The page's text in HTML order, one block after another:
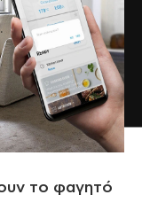
το φαγητό